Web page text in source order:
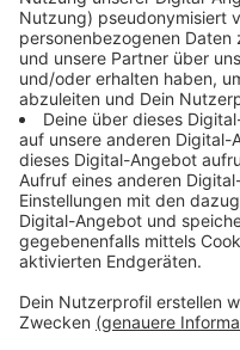
Das wird wohl eine
Emotionen und Party
ein paar
wird, wollte sie noch
Wenn die da so ein
da bestimmt jemand
haben auf jeden Fall
anderem Taylor Swift).